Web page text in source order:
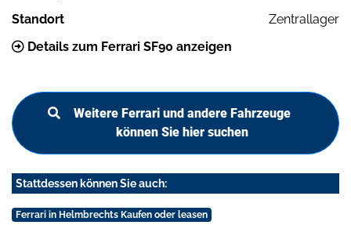
Standort
Zentrallager
Details zum Ferrari SF90 anzeigen
Weitere Ferrari und andere Fahrzeuge
können Sie hier suchen
Stattdessen können Sie auch:
Ferrari in Helmbrechts Kaufen oder leasen